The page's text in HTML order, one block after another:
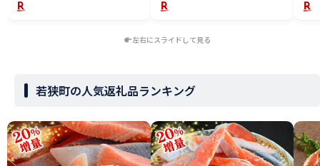
x004_02]
左右にスライドして見る
若狭町の人気返礼品ランキング